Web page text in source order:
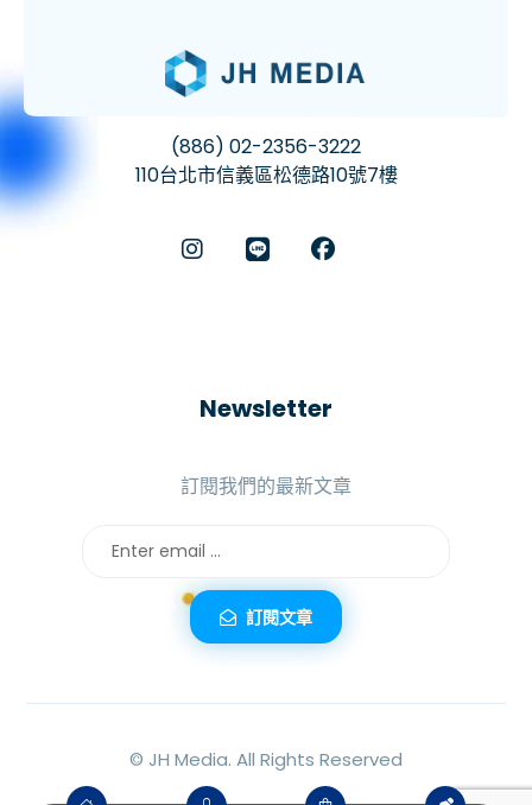
(886) 02-2356-3222
110台北市信義區松德路10號7樓
Newsletter
訂閱我們的最新文章
訂閱文章
© JH Media. All Rights Reserved